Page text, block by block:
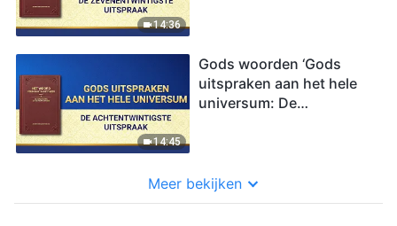
14:36
14:45
Gods woorden ‘Gods
uitspraken aan het hele
universum: De
Meer bekijken